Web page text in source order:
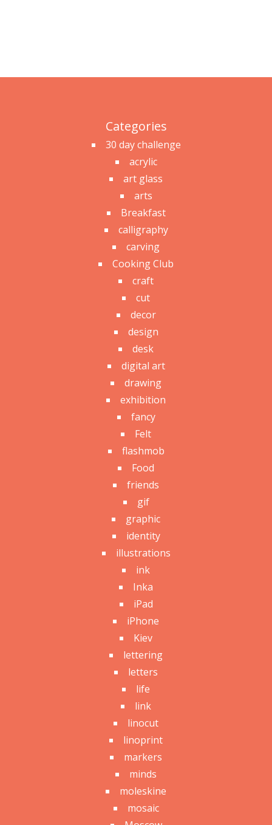
Categories
30 day challenge
acrylic
art glass
arts
Breakfast
calligraphy
carving
Cooking Club
craft
cut
decor
design
desk
digital art
drawing
exhibition
fancy
Felt
flashmob
Food
friends
gif
graphic
identity
illustrations
ink
Inka
iPad
iPhone
Kiev
lettering
letters
life
link
linocut
linoprint
markers
minds
moleskine
mosaic